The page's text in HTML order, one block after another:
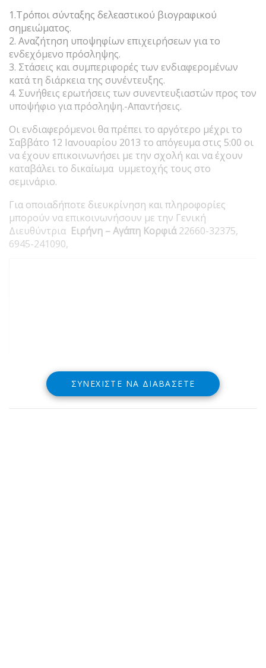
1.Τρόποι σύνταξης δελεαστικού βιογραφικού
σημειώματος.
2. Αναζήτηση υποψηφίων επιχειρήσεων για το
ενδεχόμενο πρόσληψης.
3. Στάσεις και συμπεριφορές των ενδιαφερομένων
κατά τη διάρκεια της συνέντευξης.
4. Συνήθεις ερωτήσεις των συνεντευξιαστών προς τον
υποψήφιο για πρόσληψη.-Απαντήσεις.
Οι ενδιαφερόμενοι θα πρέπει το αργότερο μέχρι το
Σαββάτο 12 Ιανουαρίου 2013 το απόγευμα στις 5:00 οι
να έχουν επικοινωνήσει με την σχολή και να έχουν
καταβάλει το δικαίωμα υμμετοχής τους στο
σεμινάριο.
Για οποιαδήποτε διευκρίνηση και πληροφορίες
μπορούν να επικοινωνήσουν με την Γενική
Διευθύντρια Ειρήνη – Αγάπη Κορφιά22660-32375,
6945-241090,
ΣΥΝΕΧΊΣΤΕ ΝΑ ΔΙΑΒΆΣΕΤΕ